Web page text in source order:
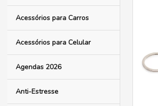
Acessórios para Carros
Acessórios para Celular
Agendas 2026
Anti-Estresse